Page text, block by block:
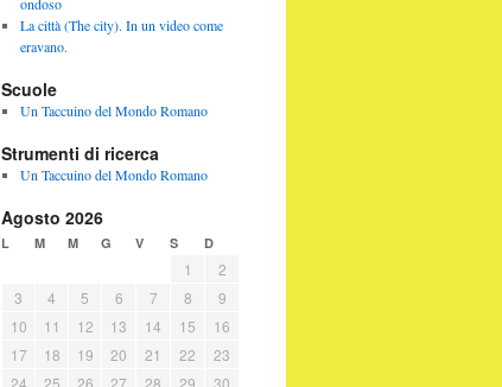
La città (The city). In un video come
eravano.
Scuole
Un Taccuino del Mondo Romano
Strumenti di ricerca
Un Taccuino del Mondo Romano
Agosto 2026
L M M G V S D
1
2
3
4 5 6 7 8
9
10
11 12 13 14 15
16
17
18 19 20 21 22
23
24
25 26 27 28 29 30